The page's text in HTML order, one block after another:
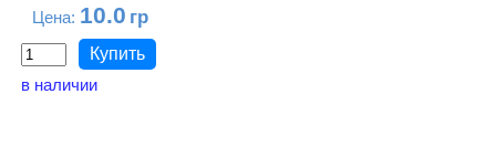
10.0
в наличии